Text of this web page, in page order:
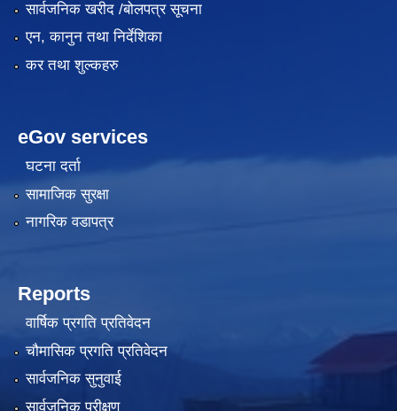
सार्वजनिक खरीद /बोलपत्र सूचना
एन, कानुन तथा निर्देशिका
कर तथा शुल्कहरु
eGov services
घटना दर्ता
सामाजिक सुरक्षा
नागरिक वडापत्र
Reports
वार्षिक प्रगति प्रतिवेदन
चौमासिक प्रगति प्रतिवेदन
सार्वजनिक सुनुवाई
सार्वजनिक परीक्षण